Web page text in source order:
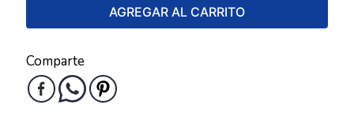
AGREGAR AL CARRITO
Comparte